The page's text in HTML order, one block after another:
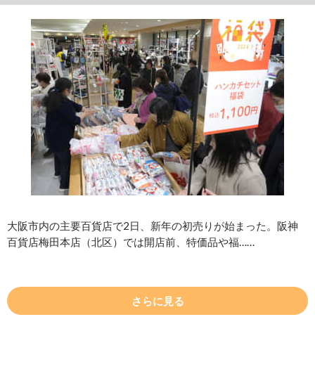
大阪市内の主要百貨店で2日、新年の初売りが始まった。阪神
百貨店梅田本店（北区）では開店前、特価品や福……
さらに見る